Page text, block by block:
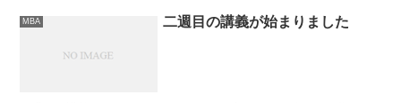
MBA 二週目の講義が始まりました